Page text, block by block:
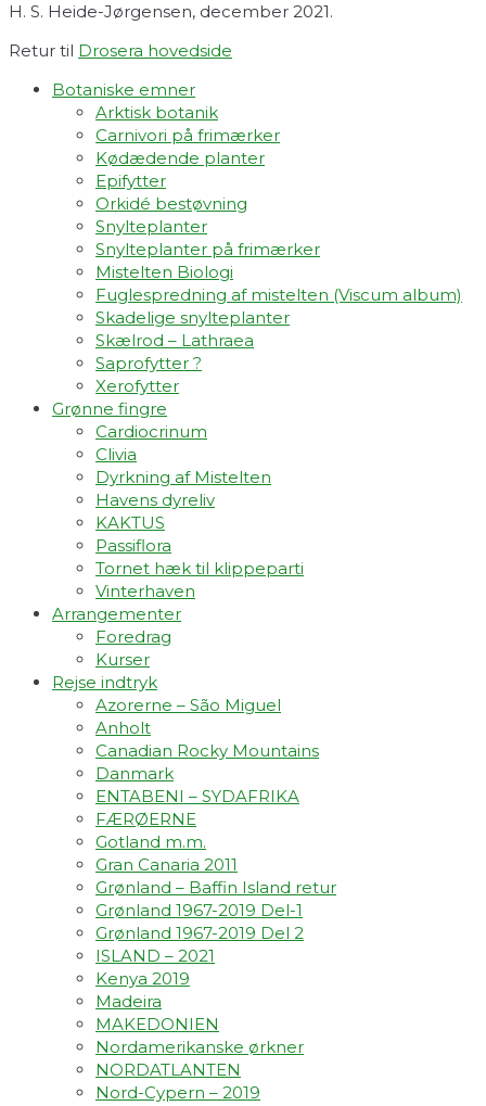
H. S. Heide-Jørgensen, december 2021.
Retur til Drosera hovedside
Botaniske emner
Arktisk botanik
Carnivori på frimærker
Kødædende planter
Epifytter
Orkidé bestøvning
Snylteplanter
Snylteplanter på frimærker
Mistelten Biologi
Fuglespredning af mistelten (Viscum album)​
Skadelige snylteplanter
Skælrod – Lathraea
Saprofytter ?
Xerofytter
Grønne fingre
Cardiocrinum
Clivia
Dyrkning af Mistelten
Havens dyreliv
KAKTUS
Passiflora
Tornet hæk til klippeparti
Vinterhaven
Arrangementer
Foredrag
Kurser
Rejse indtryk
Azorerne – São Miguel
Anholt
Canadian Rocky Mountains
Danmark
ENTABENI – SYDAFRIKA
FÆRØERNE
Gotland m.m.
Gran Canaria 2011
Grønland – Baffin Island retur
Grønland 1967-2019 Del-1
Grønland 1967-2019 Del 2
ISLAND – 2021
Kenya 2019
Madeira
MAKEDONIEN
Nordamerikanske ørkner
NORDATLANTEN
Nord-Cypern – 2019